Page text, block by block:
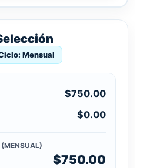
Mensual
$750.00
$0.00
(MENSUAL)
$750.00